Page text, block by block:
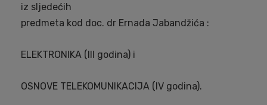
iz sljedećih
predmeta kod doc. dr Ernada Jabandžića :
ELEKTRONIKA (III godina) i
OSNOVE TELEKOMUNIKACIJA (IV godina).